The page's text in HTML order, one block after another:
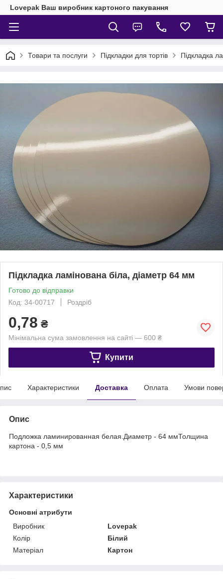
Lovepak Ваш виробник картоного пакування
Товари та послуги Підкладки для тортів Підкладка
Підкладка ламінована біла, діаметр 64 мм
Готово до відправки
Код: 34-00717
Роздріб
0,78 ₴
Мінімальна сума замовлення на сайті — 600 ₴
Купити
Характеристики Доставка Оплата Умови
Опис
Подложка ламинированная белая.Диаметр - 64 ммТолщина
картона - 0,5 мм
Характеристики
Основні атрибути
Виробник
Lovepak
Колір
Білий
Матеріал
Картон